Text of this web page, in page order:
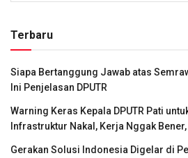
Terbaru
Siapa Bertanggung Jawab atas
Ini Penjelasan DPUTR
Warning Keras Kepala DPUTR Pati
Infrastruktur Nakal, Kerja Nggak
Gerakan Solusi Indonesia Digelar di